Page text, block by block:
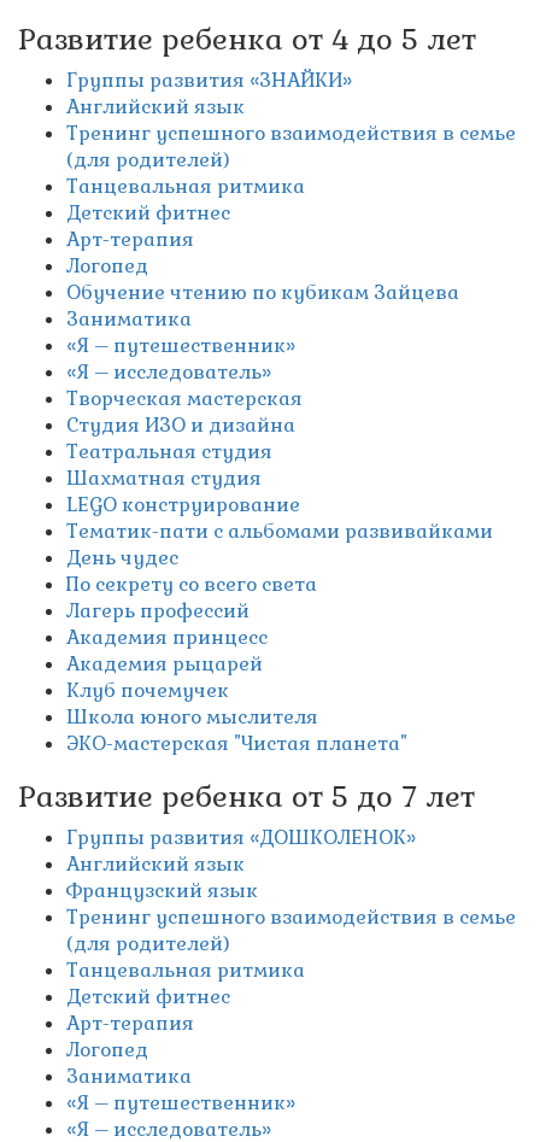
Развитие ребенка от 4 до 5 лет
Группы развития «ЗНАЙКИ»
Английский язык
Тренинг успешного взаимодействия в семье
(для родителей)
Танцевальная ритмика
Детский фитнес
Арт-терапия
Логопед
Обучение чтению по кубикам Зайцева
Заниматика
«Я – путешественник»
«Я – исследователь»
Творческая мастерская
Студия ИЗО и дизайна
Театральная студия
Шахматная студия
LEGO конструирование
Тематик-пати с альбомами развивайками
День чудес
По секрету со всего света
Лагерь профессий
Академия принцесс
Академия рыцарей
Клуб почемучек
Школа юного мыслителя
ЭКО-мастерская "Чистая планета"
Развитие ребенка от 5 до 7 лет
Группы развития «ДОШКОЛЕНОК»
Английский язык
Французский язык
Тренинг успешного взаимодействия в семье
(для родителей)
Танцевальная ритмика
Детский фитнес
Арт-терапия
Логопед
Заниматика
«Я – путешественник»
«Я – исследователь»